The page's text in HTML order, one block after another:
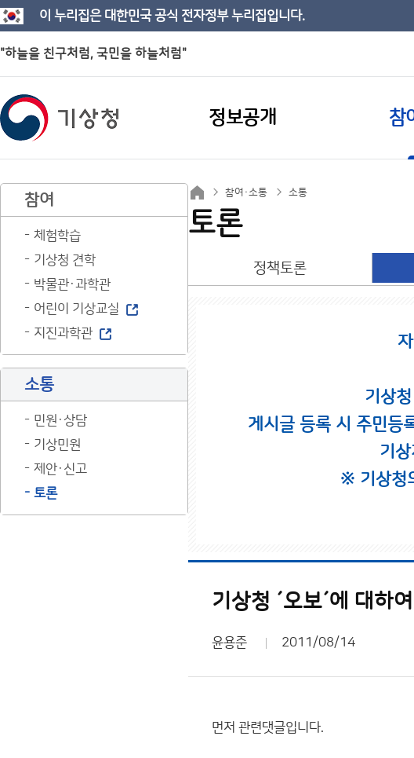
이 누리집은 대한민국 공식 전자정부 누리집입니다.
"하늘을 친구처럼, 국민을 하늘처럼"
정보공개 참
참여
체험학습
기상청 견학
박물관·과학관
어린이 기상교실
지진과학관
소통
민원·상담
기상민원
제안·신고
토론
참여·소통 소통
토론
정책토론
기상
게시글 등록 시 주민등
기
※ 기상청
기상청 ´오보´에 대하
윤용준 2011/08/14
먼저 관련댓글입니다.